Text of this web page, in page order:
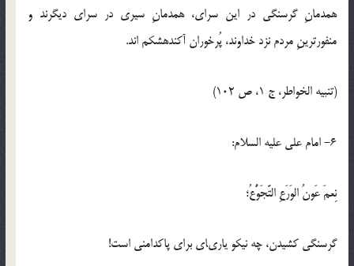
همدمانِ گرسنگى در اين سراى، همدمانِ سيرى در سراى ديگرند و
منفورترينِ مردم نزد خداوند، پُرخوران آكنده‏شكم اند.
(تنبيه الخواطر، ج 1، ص 102)
6- امام على عليه السلام:
نِعمَ عَونُ الوَرَعِ التَّجَوُّعُ؛
گرسنگى كشيدن، چه نيكو يارى‏اى براى پاك‏دامنى است!